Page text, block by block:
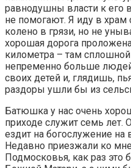
равнодушны власти к его
не помогают. Я иду в
колено в грязи, но не
хорошая дорога
километра – там
непременно больше
своих детей и, глядишь,
раздоры ушли бы из
Батюшка у нас очень
приходе служит семь лет.
ездит на богослужение
Недавно приезжали ко
Подмосковья, как раз это